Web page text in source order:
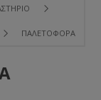
ΠΑΛΕΤΟΦΌΡΑ